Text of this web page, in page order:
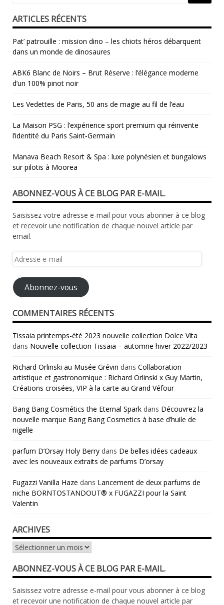
ARTICLES RÉCENTS
Pat’ patrouille : mission dino – les chiots héros débarquent
dans un monde de dinosaures
ABK6 Blanc de Noirs – Brut Réserve : l’élégance moderne
d’un 100% pinot noir
Les Vedettes de Paris, 50 ans de magie au fil de l’eau
La Maison PSG : l’expérience sport premium qui réinvente
l’identité du Paris Saint‑Germain
Manava Beach Resort & Spa : luxe polynésien et bungalows
sur pilotis à Moorea
ABONNEZ-VOUS À CE BLOG PAR E-MAIL.
Saisissez votre adresse e-mail pour vous abonner à ce blog
et recevoir une notification de chaque nouvel article par
email.
Adresse
mail
Abonnez-vous
COMMENTAIRES RÉCENTS
Tissaia printemps-été 2023 nouvelle collection Dolce Vita
dans Nouvelle collection Tissaia – automne hiver 2022/2023
Richard Orlinski au Musée Grévin dans Collaboration
artistique et gastronomique : Richard Orlinski x Guy Martin,
Créations croisées, VIP à la carte au Grand Véfour
Bang Bang Cosmétics the Eternal Spark dans Découvrez la
nouvelle marque Bang Bang Cosmetics à base d’huile de
nigelle
parfum D’Orsay Holy Berry dans De belles idées cadeaux
avec les nouveaux extraits de parfums D’orsay
Fugazzi Vanilla Haze dans Lancement de deux parfums de
niche BORNTOSTANDOUT® x FUGAZZI pour la Saint
Valentin
ARCHIVES
Archives
ABONNEZ-VOUS À CE BLOG PAR E-MAIL.
Saisissez votre adresse e-mail pour vous abonner à ce blog
et recevoir une notification de chaque nouvel article par